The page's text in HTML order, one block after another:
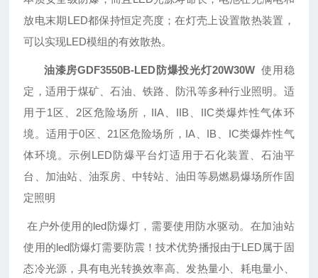
放电末期LED都保持恒定亮度；在灯壳上设置散热装置，
可以实现LED模组的有效散热。
油漆房GDF3550B-LED防爆投光灯20W30W使用稳
定，适用于煤矿、石油、铁路、防汛等多种行业照明。适
用于1区、2区危险场所，IIA、IIB、IIC类爆炸性气体环
境。适用于0区、21区危险场所，IA、IB、IC类爆炸性气
体环境。示例LED防爆平台灯适用于石化装置、石油平
台、加油站、油泵房、中转站、油田等易燃易爆场所作固
定照明
在户外使用的led防爆灯，需要使用防水驱动。在加油站
使用的led防爆灯需要防震！技术优势播报由于LED属于固
态冷光源，具有电光转换效率高、发热量小、耗电量小、